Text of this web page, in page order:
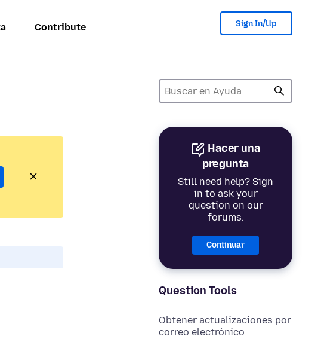
Contribute Sign In/Up
Hacer una
pregunta
Still need help? Sign
in to ask your
question on our
forums.
Continuar
Question Tools
Obtener actualizaciones por
correo electrónico